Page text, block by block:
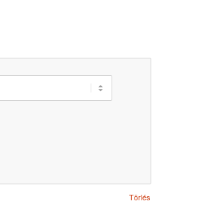
Törlés